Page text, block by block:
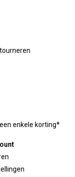
enkele korting*